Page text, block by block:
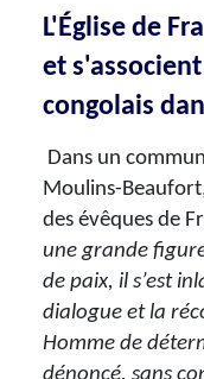
L'Église de
et
congolais
Dans un
Moulins-
des évêques de
une grande
de paix, il s’est
dialogue et la
Homme de